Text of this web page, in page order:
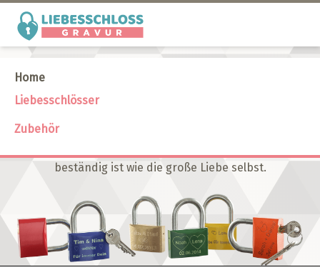
Home
Liebesschlösser
ZubehörLeben mit Glück. Grund genug, sie mit einem
beständig ist wie die große Liebe selbst.